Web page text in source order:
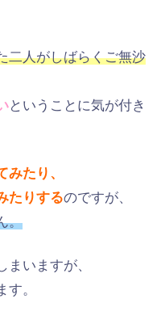
二人がしばらくご無沙
ということに気が付き
たり、
たりするのですが、
。
いますが、
。